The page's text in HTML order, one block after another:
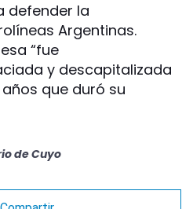
defender la
Argentinas.
“fue
y descapitalizada
que duró su
de Cuyo